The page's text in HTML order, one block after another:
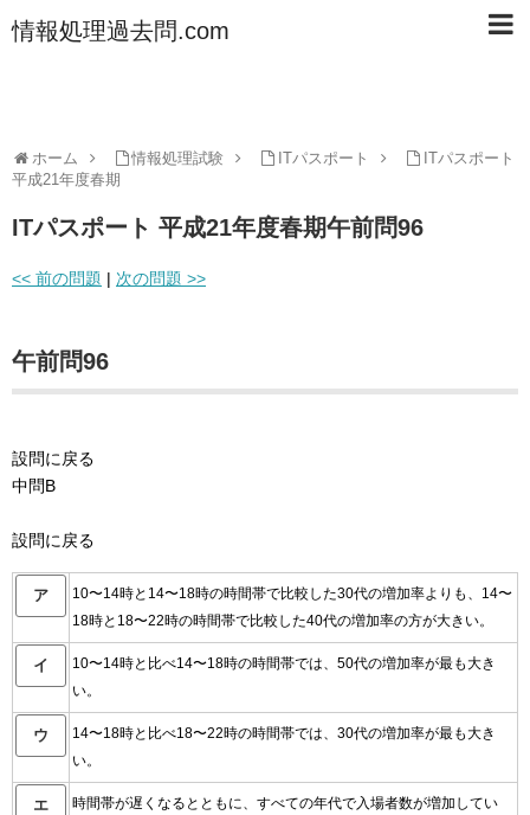
情報処理過去問.com
ホーム 情報処理試験 ITパスポート
ITパスポート
平成21年度春期
ITパスポート 平成21年度春期午前問96
<< 前の問題 | 次の問題 >>
午前問96
設問に戻る
中問B
設問に戻る
ア
10〜14時と14〜18時の時間帯で比較した30代の増加率よりも、14〜
18時と18〜22時の時間帯で比較した40代の増加率の方が大きい。
イ
10〜14時と比べ14〜18時の時間帯では、50代の増加率が最も大き
い。
ウ
14〜18時と比べ18〜22時の時間帯では、30代の増加率が最も大き
い。
エ
時間帯が遅くなるとともに、すべての年代で入場者数が増加してい